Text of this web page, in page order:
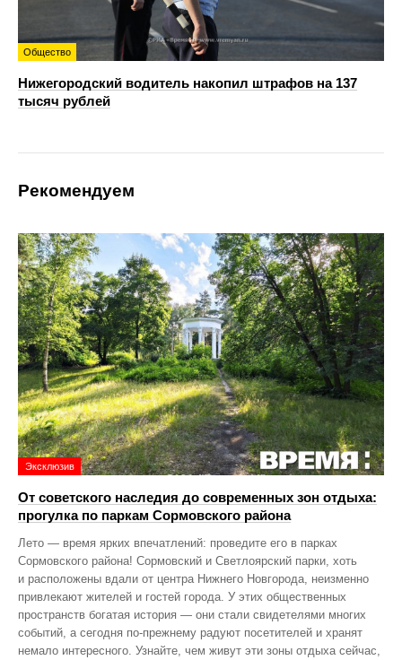
Общество
Нижегородский водитель накопил штрафов на 137
тысяч рублей
Рекомендуем
Эксклюзив
От советского наследия до современных зон отдыха:
прогулка по паркам Сормовского района
Лето — время ярких впечатлений: проведите его в парках
Сормовского района! Сормовский и Светлоярский парки, хоть
и расположены вдали от центра Нижнего Новгорода, неизменно
привлекают жителей и гостей города. У этих общественных
пространств богатая история — они стали свидетелями многих
событий, а сегодня по‑прежнему радуют посетителей и хранят
немало интересного. Узнайте, чем живут эти зоны отдыха сейчас,